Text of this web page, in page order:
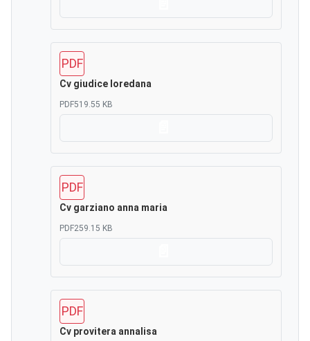
PDF
Cv giudice loredana
PDF519.55 KB
PDF
Cv garziano anna maria
PDF259.15 KB
PDF
Cv provitera annalisa